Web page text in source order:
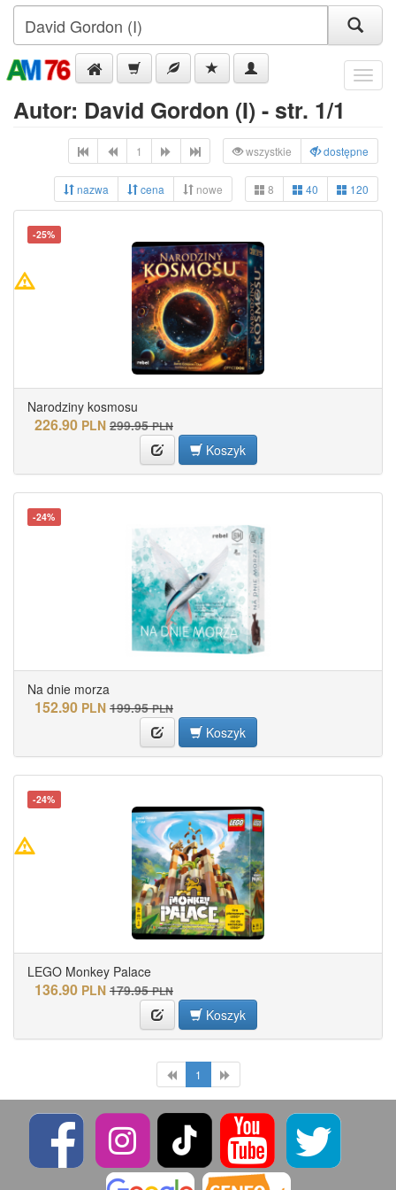
Menu
Autor: David Gordon (I) - str. 1/1
1 wszystkie dostępne
nazwa cena nowe 8 40 120
-25%
Narodziny kosmosu
226.90 PLN 299.95 PLN
Koszyk
-24%
Na dnie morza
152.90 PLN 199.95 PLN
Koszyk
-24%
LEGO Monkey Palace
136.90 PLN 179.95 PLN
Koszyk
1